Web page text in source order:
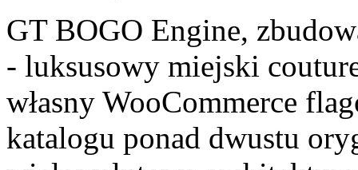
GT BOGO Engine,
- luksusowy miejski
własny WooCommerce
katalogu ponad dwustu